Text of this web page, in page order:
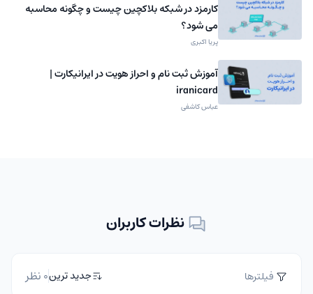
کارمزد در شبکه بلاکچین چیست و چگونه محاسبه
می شود؟
پریا اکبری
آموزش ثبت نام و احراز هویت در ایرانیکارت |
iranicard
عباس کاشفی
نظرات کاربران
فیلترها جدید ترین0 نظر